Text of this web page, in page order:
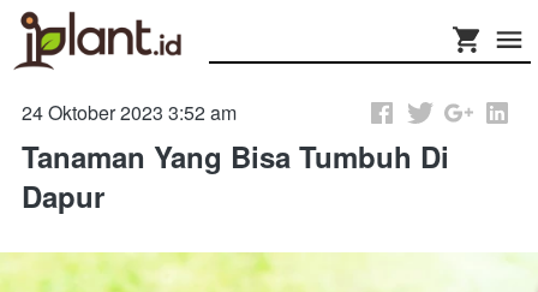
24 Oktober 2023 3:52 am
Tanaman Yang Bisa Tumbuh Di
Dapur